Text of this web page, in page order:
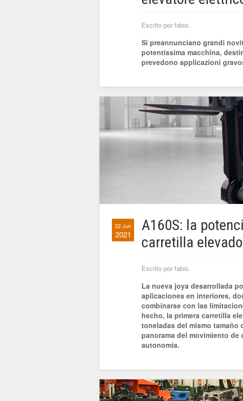
Escrito por fabio.
Si preannunciano grandi
potentissima macchina,
prevedono applicazioni
22 Jun
2021
A160S: la
carretilla
Escrito por fabio.
La nueva joya desarrollada
aplicaciones en interiores,
combinarse con las
hecho, la primera carretilla
toneladas del mismo tamaño
panorama del movimiento
autonomía.